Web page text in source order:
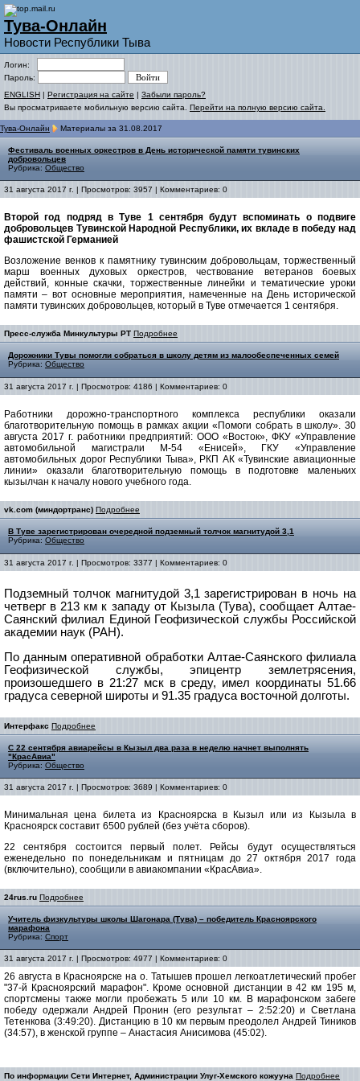
Тува-Онлайн
Новости Республики Тыва
Логин:
Пароль:
ENGLISH | Регистрация на сайте | Забыли пароль?
Вы просматриваете мобильную версию сайта. Перейти на полную версию сайта.
Тува-Онлайн Материалы за 31.08.2017
Фестиваль военных оркестров в День исторической памяти тувинских
добровольцев
Рубрика: Общество
31 августа 2017 г. | Просмотров: 3957 | Комментариев: 0
Второй год подряд в Туве 1 сентября будут вспоминать о подвиге
добровольцев Тувинской Народной Республики, их вкладе в победу над
фашистской Германией
Возложение венков к памятнику тувинским добровольцам, торжественный
марш военных духовых оркестров, чествование ветеранов боевых
действий, конные скачки, торжественные линейки и тематические уроки
памяти – вот основные мероприятия, намеченные на День исторической
памяти тувинских добровольцев, который в Туве отмечается 1 сентября.
Пресс-служба Минкультуры РТ Подробнее
Дорожники Тувы помогли собраться в школу детям из малообеспеченных семей
Рубрика: Общество
31 августа 2017 г. | Просмотров: 4186 | Комментариев: 0
Работники дорожно-транспортного комплекса республики оказали
благотворительную помощь в рамках акции «Помоги собрать в школу». 30
августа 2017 г. работники предприятий: ООО «Восток», ФКУ «Управление
автомобильной магистрали М-54 «Енисей», ГКУ «Управление
автомобильных дорог Республики Тыва», РКП АК «Тувинские авиационные
линии» оказали благотворительную помощь в подготовке маленьких
кызылчан к началу нового учебного года.
vk.com (миндортранс) Подробнее
В Туве зарегистрирован очередной подземный толчок магнитудой 3,1
Рубрика: Общество
31 августа 2017 г. | Просмотров: 3377 | Комментариев: 0
Подземный толчок магнитудой 3,1 зарегистрирован в ночь на
четверг в 213 км к западу от Кызыла (Тува), сообщает Алтае-
Саянский филиал Единой Геофизической службы Российской
академии наук (РАН).
По данным оперативной обработки Алтае-Саянского филиала
Геофизической службы, эпицентр землетрясения,
произошедшего в 21:27 мск в среду, имел координаты 51.66
градуса северной широты и 91.35 градуса восточной долготы.
Интерфакс Подробнее
С 22 сентября авиарейсы в Кызыл два раза в неделю начнет выполнять
"КрасАвиа"
Рубрика: Общество
31 августа 2017 г. | Просмотров: 3689 | Комментариев: 0
Минимальная цена билета из Красноярска в Кызыл или из Кызыла в
Красноярск составит 6500 рублей (без учёта сборов).
22 сентября состоится первый полет. Рейсы будут осуществляться
еженедельно по понедельникам и пятницам до 27 октября 2017 года
(включительно), сообщили в авиакомпании «КрасАвиа».
24rus.ru Подробнее
Учитель физкультуры школы Шагонара (Тува) – победитель Красноярского
марафона
Рубрика: Спорт
31 августа 2017 г. | Просмотров: 4977 | Комментариев: 0
26 августа в Красноярске на о. Татышев прошел легкоатлетический пробег
"37-й Красноярский марафон". Кроме основной дистанции в 42 км 195 м,
спортсмены также могли пробежать 5 или 10 км. В марафонском забеге
победу одержали Андрей Пронин (его результат – 2:52:20) и Светлана
Тетенкова (3:49:20). Дистанцию в 10 км первым преодолел Андрей Тиников
(34:57), в женской группе – Анастасия Анисимова (45:02).
По информации Сети Интернет, Администрации Улуг-Хемского кожууна Подробнее